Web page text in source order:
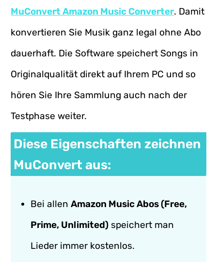
MuConvert Amazon Music Converter. Damit
konvertieren Sie Musik ganz legal ohne Abo
dauerhaft. Die Software speichert Songs in
Originalqualität direkt auf Ihrem PC und so
hören Sie Ihre Sammlung auch nach der
Testphase weiter.
Diese Eigenschaften zeichnen
MuConvert aus:
Bei allenAmazon Music Abos (Free,
Prime, Unlimited) speichert man
Lieder immer kostenlos.